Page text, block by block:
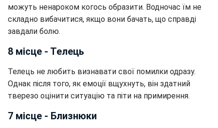
можуть ненароком когось образити. Водночас їм не
складно вибачитися, якщо вони бачать, що справді
завдали болю.
8 місце - Телець
Телець не любить визнавати свої помилки одразу.
Однак після того, як емоції вщухнуть, він здатний
тверезо оцінити ситуацію та піти на примирення.
7 місце - Близнюки